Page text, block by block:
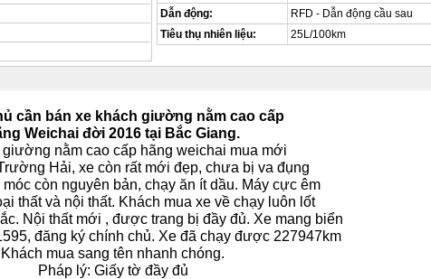
Dẫn động:
RFD - Dẫn động cầu sau
Tiêu thụ nhiên liệu:
25L/100km
cần bán xe khách giường nằm cao cấp
Weichai đời 2016 tại Bắc Giang.
giường nằm cao cấp hãng weichai mua mới
Hải, xe còn rất mới đẹp, chưa bị va đụng
còn nguyên bản, chạy ăn ít dầu. Máy cực êm
thất và nội thất. Khách mua xe về chạy luôn lốt
Nội thất mới , được trang bị đầy đủ. Xe mang biển
đăng ký chính chủ. Xe đã chạy được 227947km
Khách mua sang tên nhanh chóng.
Pháp lý: Giấy tờ đầy đủ